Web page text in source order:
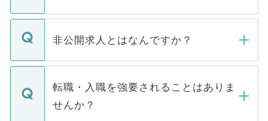
ご登録いただきましたら、弊社担当者がご
登録内容を確認し、その後メールもしくは
ます。通常、5営業日以内にはご連絡をせて
いただきますので、しばらくお待ちくださ
非公開求人とはなんですか？
マイナビDOCTORで取り扱っている求人の
うち約3割は、Webサイトからご覧いただ
けない「非公開求人」です。非公開求人は
下記の理由によって、一般には公開してい
転職・入職を強要されることはありま
せんか？